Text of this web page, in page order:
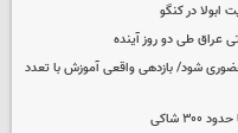
در کنگو
عراق طی دو روز آینده
شود/ بازدهی واقعی آموزش با تعدد
شاکی